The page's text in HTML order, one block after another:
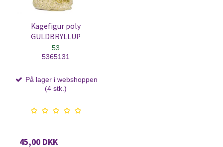
Kagefigur poly
GULDBRYLLUP
53
5365131
På lager i webshoppen
(4 stk.)
45,00 DKK